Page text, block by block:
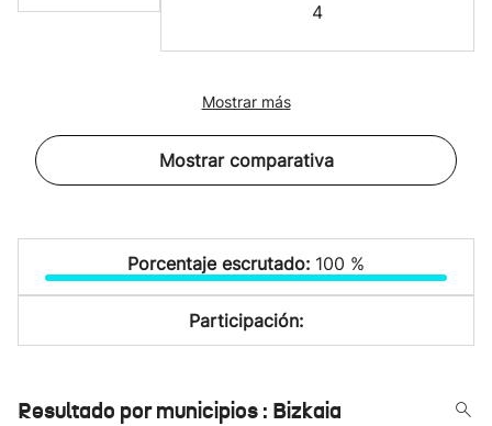
4
Mostrar más
Mostrar comparativa
Porcentaje escrutado: 100 %
Participación:
Resultado por municipios : Bizkaia